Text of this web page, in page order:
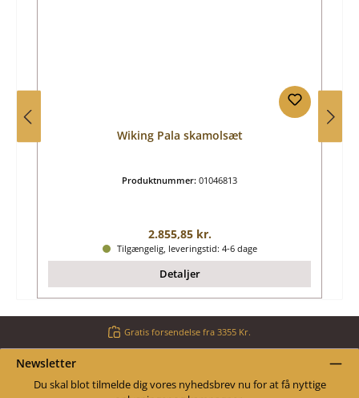
Wiking Pala skamolsæt
Produktnummer: 01046813
Almindelig pris:
2.855,85 kr.
Tilgængelig, leveringstid: 4-6 dage
Detaljer
Gratis forsendelse fra 3355 Kr.
Newsletter
Du skal blot tilmelde dig vores nyhedsbrev nu for at få nyttige